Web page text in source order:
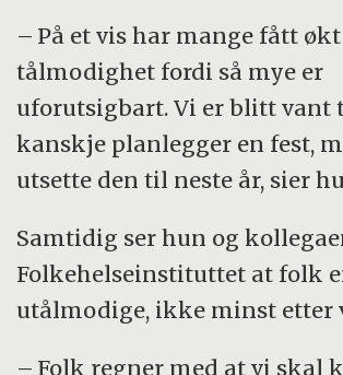
– På et vis har mange fått økt
tålmodighet fordi så mye er
uforutsigbart. Vi er blitt vant
kanskje planlegger en fest,
utsette den til neste år, sier
Samtidig ser hun og
Folkehelseinstituttet at folk
utålmodige, ikke minst etter
– Folk regner med at vi skal